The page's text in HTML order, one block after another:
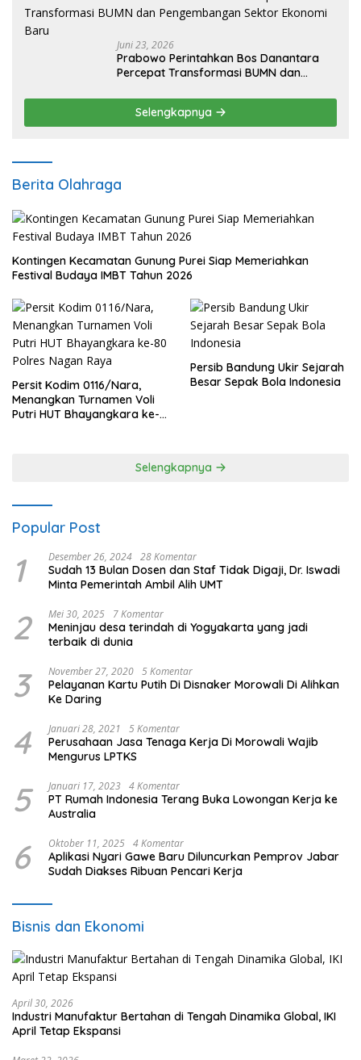
Juni 23, 2026
Prabowo Perintahkan Bos Danantara
Percepat Transformasi BUMN dan
Selengkapnya
Berita Olahraga
Kontingen Kecamatan Gunung Purei Siap Memeriahkan
Festival Budaya IMBT Tahun 2026
Persit Kodim 0116/Nara,
Menangkan Turnamen Voli
Putri HUT Bhayangkara ke-
Persib Bandung Ukir Sejarah
Besar Sepak Bola Indonesia
Selengkapnya
Popular Post
1 Desember 26, 2024 28 Komentar
Sudah 13 Bulan Dosen dan Staf Tidak Digaji, Dr. Iswadi
Minta Pemerintah Ambil Alih UMT
2 Mei 30, 2025 7 Komentar
Meninjau desa terindah di Yogyakarta yang jadi
terbaik di dunia
3 November 27, 2020 5 Komentar
Pelayanan Kartu Putih Di Disnaker Morowali Di Alihkan
Ke Daring
4 Januari 28, 2021 5 Komentar
Perusahaan Jasa Tenaga Kerja Di Morowali Wajib
Mengurus LPTKS
5 Januari 17, 2023 4 Komentar
PT Rumah Indonesia Terang Buka Lowongan Kerja ke
Australia
6 Oktober 11, 2025 4 Komentar
Aplikasi Nyari Gawe Baru Diluncurkan Pemprov Jabar
Sudah Diakses Ribuan Pencari Kerja
Bisnis dan Ekonomi
April 30, 2026
Industri Manufaktur Bertahan di Tengah Dinamika Global, IKI
April Tetap Ekspansi